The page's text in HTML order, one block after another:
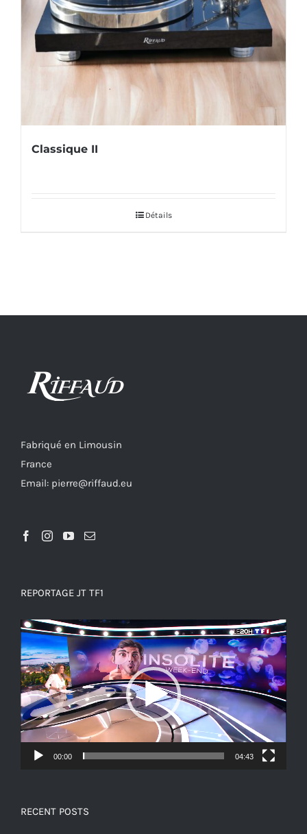
Classique II
Détails
Fabriqué en Limousin
France
Email: pierre@riffaud.eu
REPORTAGE JT TF1
Lecteur
vidéo
00:00 04:43
RECENT POSTS